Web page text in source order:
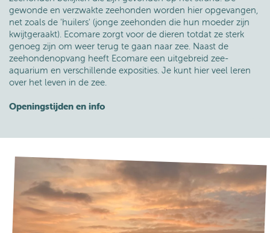
gewonde en verzwakte zeehonden worden hier opgevangen,
net zoals de 'huilers' (jonge zeehonden die hun moeder zijn
kwijtgeraakt). Ecomare zorgt voor de dieren totdat ze sterk
genoeg zijn om weer terug te gaan naar zee. Naast de
zeehondenopvang heeft Ecomare een uitgebreid zee-
aquarium en verschillende exposities. Je kunt hier veel leren
over het leven in de zee.
Openingstijden en info